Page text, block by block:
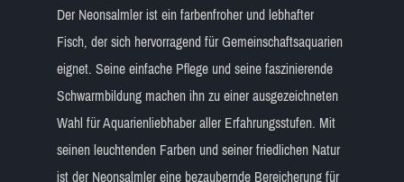
Der Neonsalmler ist ein farbenfroher und lebhafter
Fisch, der sich hervorragend für Gemeinschaftsaquarien
eignet. Seine einfache Pflege und seine faszinierende
Schwarmbildung machen ihn zu einer ausgezeichneten
Wahl für Aquarienliebhaber aller Erfahrungsstufen. Mit
seinen leuchtenden Farben und seiner friedlichen Natur